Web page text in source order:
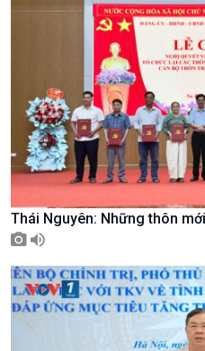
Chính trị
Tin Chính trị
Chính phủ với người dân
Quốc hội với cử tri
Thái Nguyên: Những thôn